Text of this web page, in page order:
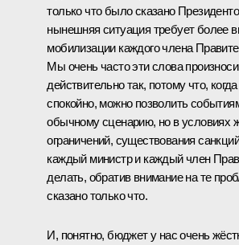
только что было сказано
нынешняя ситуация требует более
мобилизации каждого члена
Мы очень часто эти слова
действительно так, потому что,
спокойно, можно позволить
обычному сценарию, но в условиях
ограничений, существования
каждый министр и каждый член
делать, обратив внимание на те
сказано только что.
И, понятно, бюджет у нас очень